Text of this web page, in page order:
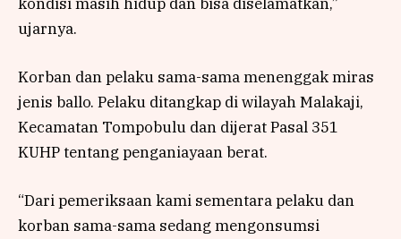
ujarnya.
Korban dan pelaku sama-sama menenggak miras
jenis ballo. Pelaku ditangkap di wilayah Malakaji,
Kecamatan Tompobulu dan dijerat Pasal 351
KUHP tentang penganiayaan berat.
“Dari pemeriksaan kami sementara pelaku dan
korban sama-sama sedang mengonsumsi